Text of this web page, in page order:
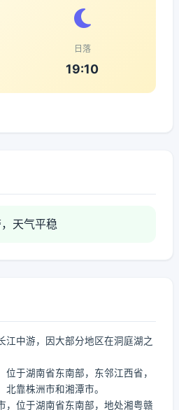
日落
19:10
天气平稳
江中游，因大部分地区在洞庭湖之
于湖南省东南部，东邻江西省，
靠株洲市和湘潭市。
，位于湖南省东南部，地处湘粤赣